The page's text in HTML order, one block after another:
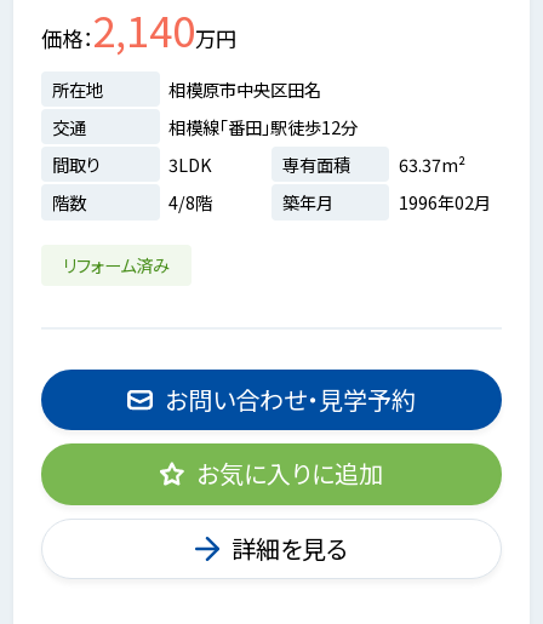
価格 2,140万円
所在地
相模原市中央区田名
交通
相模線「番田」駅徒歩12分
間取り
3LDK 専有面積
63.37m²
階数
4/8階 築年月 1996年02月
リフォーム済み
お問い合わせ・見学予約
お気に入りに追加
詳細を見る